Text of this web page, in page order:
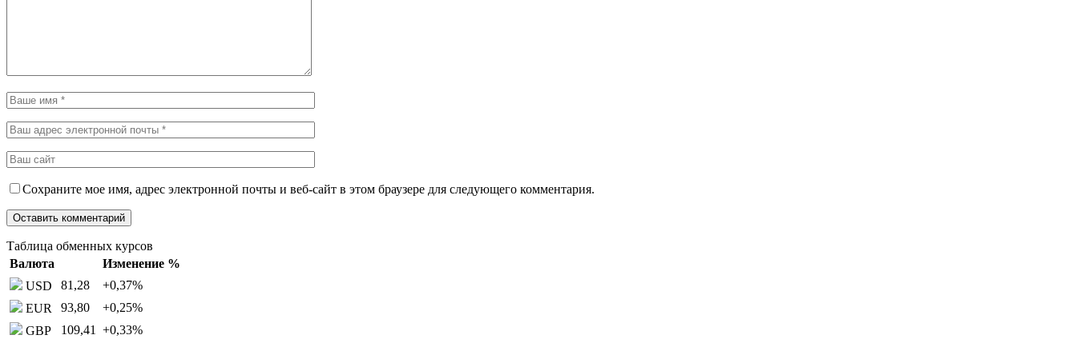
Сохраните мое имя, адрес электронной почты и веб-сайт в этом браузере для следующего комментария.
Таблица обменных курсов
Валюта
Изменение %
USD
81,28 +0,37%
EUR
93,80 +0,25%
GBP
109,41 +0,33%